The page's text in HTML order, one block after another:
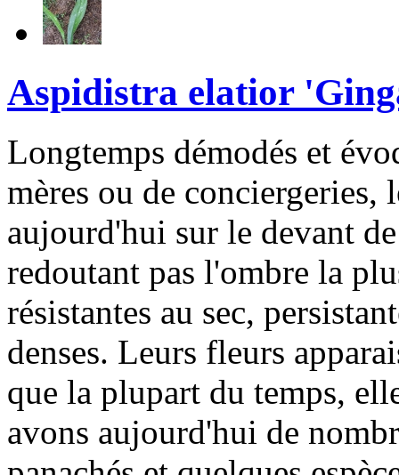
Aspidistra elatior
Longtemps démodés et
mères ou de conciergeries,
aujourd'hui sur le devant
redoutant pas l'ombre la
résistantes au sec,
denses. Leurs fleurs
que la plupart du temps,
avons aujourd'hui de